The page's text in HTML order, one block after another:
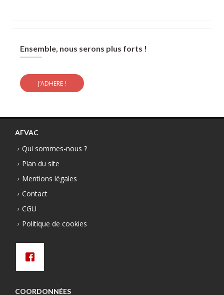
Ensemble, nous serons plus forts !
J’ADHERE !
AFVAC
Qui sommes-nous ?
Plan du site
Mentions légales
Contact
CGU
Politique de cookies
COORDONNÉES